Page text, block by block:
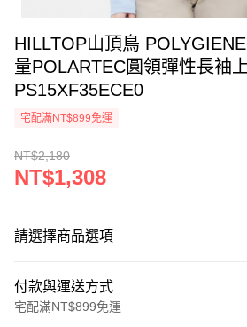
HILLTOP山頂鳥
量POLARTEC圓領彈性長袖
PS15XF35ECE0
宅配滿NT$899免運
NT$2,180
NT$1,308
請選擇商品選項
付款與運送方式
宅配滿NT$899免運